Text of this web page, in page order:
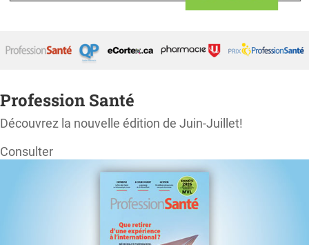
Profession Santé
Découvrez la nouvelle édition de Juin-Juillet!
Consulter